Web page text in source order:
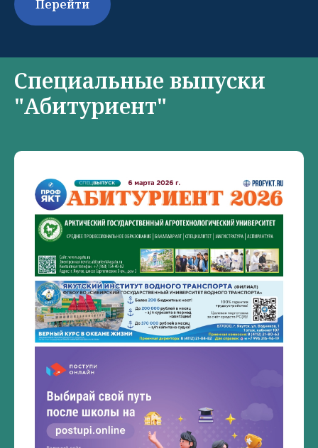
Перейти
Специальные выпуски
"Абитуриент"